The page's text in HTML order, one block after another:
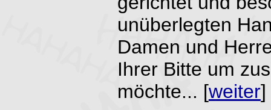
unüberlegten
Damen und
Ihrer Bitte um
möchte... [weiter]